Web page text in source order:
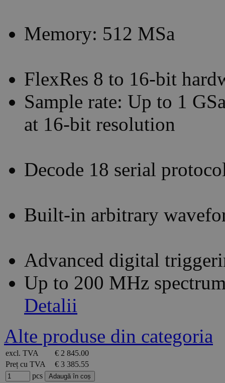
Memory: 512 MSa
FlexRes 8 to 16-bit
Sample rate: Up to 1
at 16-bit resolution
Decode 18 serial
Built-in arbitrary
Advanced digital
Up to 200 MHz
Detalii
Alte produse din categoria
excl. TVA
€ 2 845.00
Preț cu TVA
€ 3 385.55
pcs